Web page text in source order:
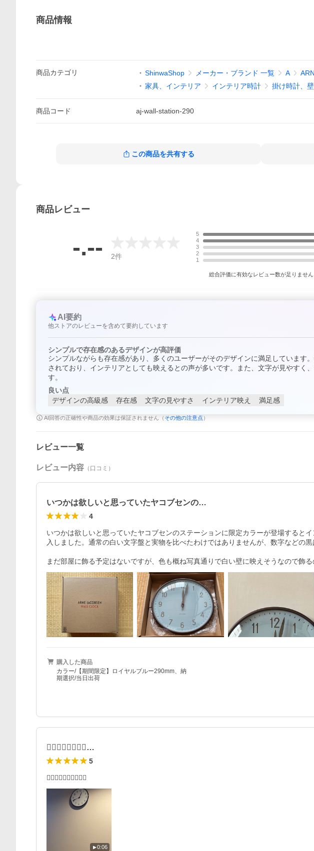
商品情報
商品カテゴリ ShinwaShop メーカー・ブランド 一覧 A
家具、インテリア
インテリア時計 掛け時計、
商品コード aj-wall-station-290
この商品を共有する
商品レビュー
-.-- 2件
5
4
3
2
1
総合評価に有効なレビュー数が足りません
AI要約
他ストアのレビューを含めて要約しています
シンプルで存在感のあるデザインが高評価
シンプルながらも存在感があり、多くのユーザーがそのデザインに満足しています
されており、インテリアとしても映えるとの声が多いです。また、文字が見やすく
す。
良い点
デザインの高級感
存在感 文字の見やすさ インテリア映え 満足感
AI回答の正確性や商品の効果は保証されません（ その他の注意点 ）
レビュー一覧
レビュー内容 （口コミ）
いつかは欲しいと思っていたヤコブセンの…
4
いつかは欲しいと思っていたヤコブセンのステーションに限定カラーが登場すると
入しました。通常の白い文字盤と実物を比べたわけではありませんが、数字などの
まだ部屋に飾る予定はないですが、色も概ね写真通りで白い壁に映えそうなので飾る
購入した商品
カラー/【期間限定】ロイヤルブルー290mm、納
期選択/当日出荷
🙆‍♂️🙆‍♂️🙆‍♂️🙆‍♂…
5
🙆‍♂️🙆‍♂️🙆‍♂️🙆‍♂️🙆‍♂️
0:06